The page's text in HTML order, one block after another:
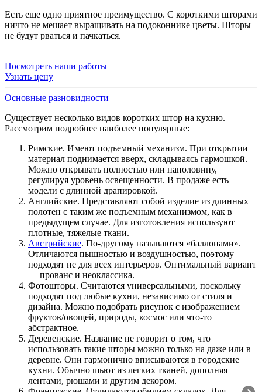
Есть еще одно приятное преимущество. С короткими шторами
ничто не мешает выращивать на подоконнике цветы. Шторы
не будут рваться и пачкаться.
Посмотреть наши работы
Узнать цену
Основные разновидности
Существует несколько видов коротких штор на кухню.
Рассмотрим подробнее наиболее популярные:
Римские. Имеют подъемный механизм. При открытии
материал поднимается вверх, складываясь гармошкой.
Можно открывать полностью или наполовину,
регулируя уровень освещенности. В продаже есть
модели с длинной драпировкой.
Английские. Представляют собой изделие из длинных
полотен с таким же подъемным механизмом, как в
предыдущем случае. Для изготовления используют
плотные, тяжелые ткани.
Австрийские. По-другому называются «баллонами».
Отличаются пышностью и воздушностью, поэтому
подходят не для всех интерьеров. Оптимальный вариант
— прованс и неоклассика.
Фотошторы. Считаются универсальными, поскольку
подходят под любые кухни, независимо от стиля и
дизайна. Можно подобрать рисунок с изображением
фруктов/овощей, природы, космос или что-то
абстрактное.
Деревенские. Название не говорит о том, что
использовать такие шторы можно только на даже или в
деревне. Они гармонично вписываются в городские
кухни. Обычно шьют из легких тканей, дополняя
лентами, рюшами и другим декором.